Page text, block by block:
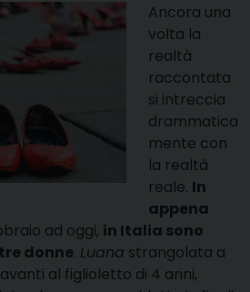
Ancora una
volta la
realtà
raccontata
si intreccia
drammatica
mente con
la realtà
reale. In
appena
ad oggi, in Italia sono
donne. Luana strangolata a
al figlioletto di 4 anni,